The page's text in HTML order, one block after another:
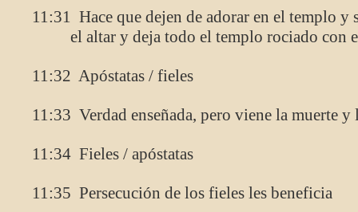
11:31 Hace que dejen de adorar en el templo y
el altar y deja todo el templo rociado con
11:32 Apóstatas / fieles
11:33 Verdad enseñada, pero viene la muerte
11:34 Fieles / apóstatas
11:35 Persecución de los fieles les beneficia